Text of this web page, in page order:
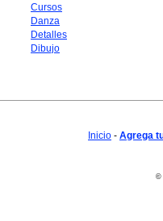
Cursos
Danza
Detalles
Dibujo
Inicio - Agrega
©